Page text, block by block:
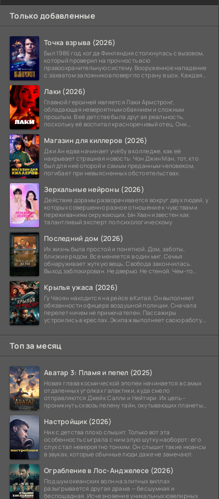
Только добавленные
Точка взрыва (2026)
Был 1986 год, когда Финляндия столкнулась с вызовом,
который проверил на прочность всю
правоохранительную систему. Вооруженное нападение
с захватом заложников повергло страну в шок. Каждая
Лаки (2026)
Главной героиней является Лаки Армстронг,
обладающая невероятным обаянием и сложным
прошлым. В её детстве была другая реальность,
поскольку её воспитал красноречивый отец. Они
Магазин для киллеров (2026)
Джи Ан едва начинает учёбу в колледже, как её
накрывает страшная новость: Чон Джин Ман, тот, кто
был для неё опорой и самым преданным человеком,
погибает при невыясненных обстоятельствах.
Зеркальные нейроны (2026)
Действие дорамы разворачивается вокруг двух людей, у
которых совершенно разное отношение к чувствам и
переживаниям окружающих. Ын Хван известен как
талантливый эксперт по психологическому
Последний дом (2026)
Их жизнь была простой и понятной. Дом, заботы,
близкие рядом. Все меняется в один миг. Семья
обнаруживает жуткую вещь. Свобода закончилась.
Выход заблокирован. Не дверью. Не стеной. Чем-то
Крылья ужаса (2026)
Гу Чаоян находится на рейсе в Китай. Он выполняет
обязанности офицера воздушной полиции. Сначала
перелет ничем не примечателен. Пассажиры
устроились в креслах. Экипаж выполняет свою работу.
Топ за месяц
Аватар 3: Пламя и пепел (2025)
Новая глава космической эпопеи начинается в самых
отдаленных уголках галактики, куда смело
отправляются Джейк Салли и Нейтири. Их цель –
проникнуть сквозь пелену тайн, окутывающих планеты
Настройщик (2026)
Ник с детства плохо слышит. Только вот эта
особенность сыграла с ним злую шутку наоборот: его
слух стал невероятно тонким. Он слышит такие нюансы
в звуках, которые обычные люди даже не замечают.
Ограбление в Лос-Анджелесе (2026)
Под шум океанских волн на элитных виллах
разыгрывается другая драма — бесшумная и
беспощадная. Исчезновение уникальных ювелирных